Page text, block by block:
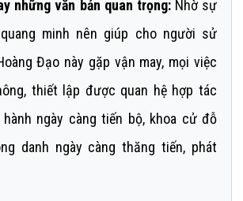
những văn bản quan trọng:Nhờ sự
minh nên giúp cho người sử
Đạo này gặp vận may, mọi việc
thiết lập được quan hệ hợp tác
ngày càng tiến bộ, khoa cử đỗ
danh ngày càng thăng tiến, phát